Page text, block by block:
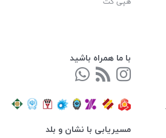
با ما همراه باشید
مسیریابی با نشان و بلد